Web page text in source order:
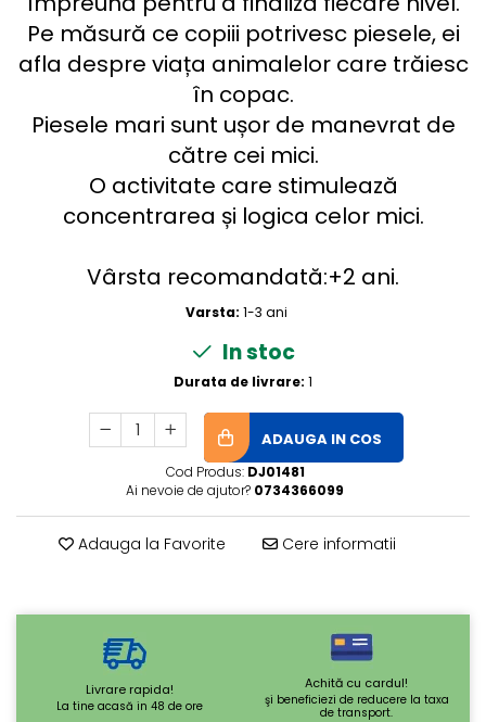
Pe măsură ce copiii potrivesc piesele, ei
afla despre viața animalelor care trăiesc
în copac.
Piesele mari sunt ușor de manevrat de
către cei mici.
O activitate care stimulează
concentrarea și logica celor mici.
Vârsta recomandată:+2 ani.
Varsta: 1-3 ani
In stoc
Durata de livrare: 1
ADAUGA IN COS
Cod Produs: DJ01481
Ai nevoie de ajutor? 0734366099
Adauga la Favorite Cere informatii
Livrare rapida!
La tine acasă in 48 de ore
Achită cu cardul!
şi beneficiezi de reducere la taxa
de transport.